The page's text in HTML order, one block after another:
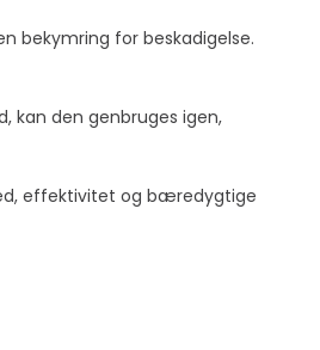
bekymring for beskadigelse.
kan den genbruges igen,
effektivitet og bæredygtige